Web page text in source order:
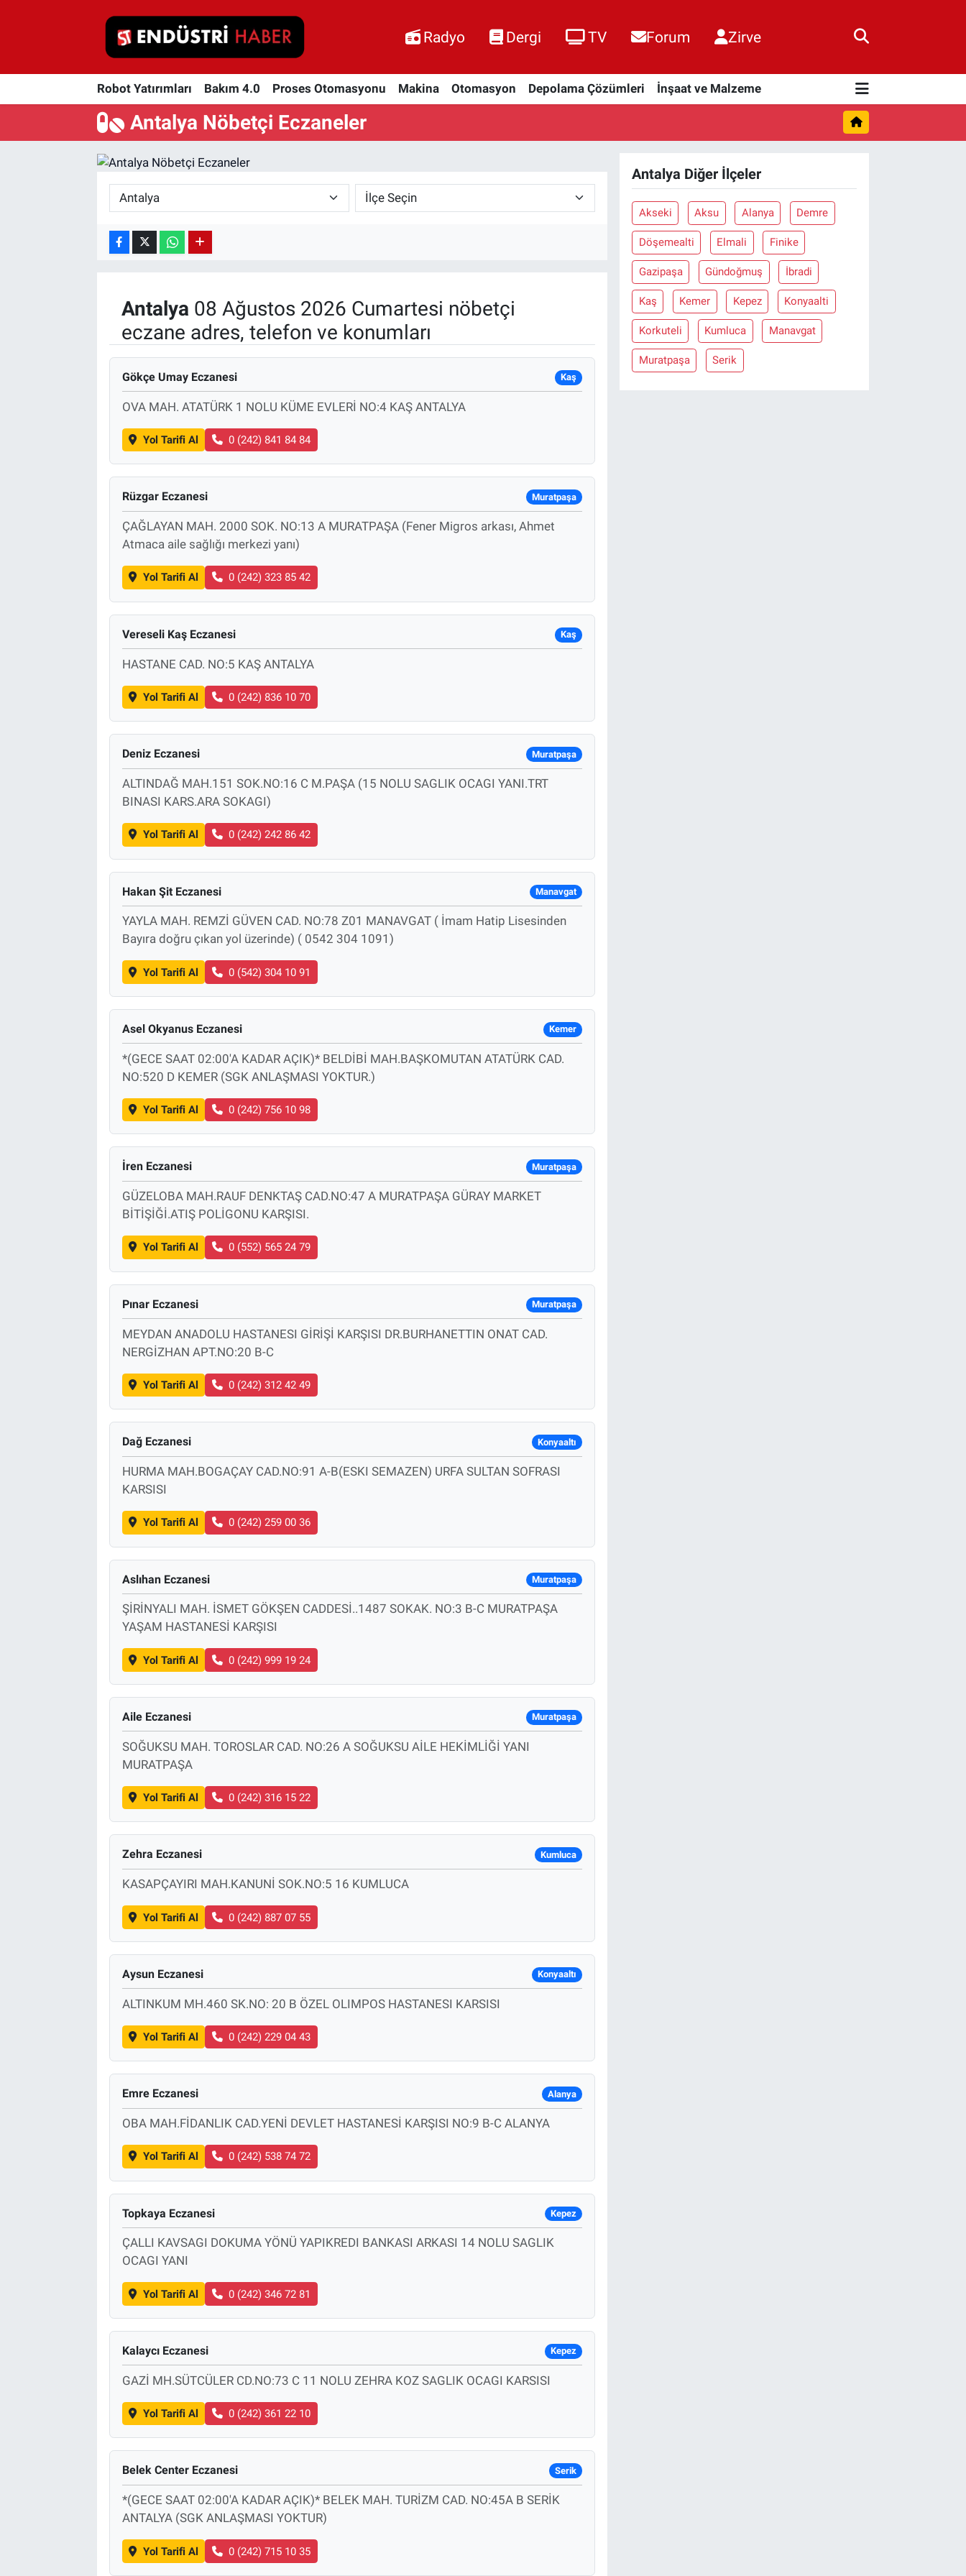
Radyo Dergi TV Forum Zirve
Robot Yatırımları Bakım 4.0 Proses Otomasyonu Makina Otomasyon Depolama Çözümleri İnşaat ve Malzeme
Antalya Nöbetçi Eczaneler
Antalya 08 Ağustos 2026 Cumartesi nöbetçi
eczane adres, telefon ve konumları
Gökçe Umay Eczanesi Kaş
OVA MAH. ATATÜRK 1 NOLU KÜME EVLERİ NO:4 KAŞ ANTALYA
Yol Tarifi Al 0 (242) 841 84 84
Rüzgar Eczanesi Muratpaşa
ÇAĞLAYAN MAH. 2000 SOK. NO:13 A MURATPAŞA (Fener Migros arkası, Ahmet
Atmaca aile sağlığı merkezi yanı)
Yol Tarifi Al 0 (242) 323 85 42
Vereseli Kaş Eczanesi Kaş
HASTANE CAD. NO:5 KAŞ ANTALYA
Yol Tarifi Al 0 (242) 836 10 70
Deniz Eczanesi Muratpaşa
ALTINDAĞ MAH.151 SOK.NO:16 C M.PAŞA (15 NOLU SAGLIK OCAGI YANI.TRT
BINASI KARS.ARA SOKAGI)
Yol Tarifi Al 0 (242) 242 86 42
Hakan Şit Eczanesi Manavgat
YAYLA MAH. REMZİ GÜVEN CAD. NO:78 Z01 MANAVGAT ( İmam Hatip Lisesinden
Bayıra doğru çıkan yol üzerinde) ( 0542 304 1091)
Yol Tarifi Al 0 (542) 304 10 91
Asel Okyanus Eczanesi Kemer
*(GECE SAAT 02:00'A KADAR AÇIK)* BELDİBİ MAH.BAŞKOMUTAN ATATÜRK CAD.
NO:520 D KEMER (SGK ANLAŞMASI YOKTUR.)
Yol Tarifi Al 0 (242) 756 10 98
İren Eczanesi Muratpaşa
GÜZELOBA MAH.RAUF DENKTAŞ CAD.NO:47 A MURATPAŞA GÜRAY MARKET
BİTİŞİĞİ.ATIŞ POLİGONU KARŞISI.
Yol Tarifi Al 0 (552) 565 24 79
Pınar Eczanesi Muratpaşa
MEYDAN ANADOLU HASTANESI GİRİŞİ KARŞISI DR.BURHANETTIN ONAT CAD.
NERGİZHAN APT.NO:20 B-C
Yol Tarifi Al 0 (242) 312 42 49
Dağ Eczanesi Konyaaltı
HURMA MAH.BOGAÇAY CAD.NO:91 A-B(ESKI SEMAZEN) URFA SULTAN SOFRASI
KARSISI
Yol Tarifi Al 0 (242) 259 00 36
Aslıhan Eczanesi Muratpaşa
ŞİRİNYALI MAH. İSMET GÖKŞEN CADDESİ..1487 SOKAK. NO:3 B-C MURATPAŞA
YAŞAM HASTANESİ KARŞISI
Yol Tarifi Al 0 (242) 999 19 24
Aile Eczanesi Muratpaşa
SOĞUKSU MAH. TOROSLAR CAD. NO:26 A SOĞUKSU AİLE HEKİMLİĞİ YANI
MURATPAŞA
Yol Tarifi Al 0 (242) 316 15 22
Zehra Eczanesi Kumluca
KASAPÇAYIRI MAH.KANUNİ SOK.NO:5 16 KUMLUCA
Yol Tarifi Al 0 (242) 887 07 55
Aysun Eczanesi Konyaaltı
ALTINKUM MH.460 SK.NO: 20 B ÖZEL OLIMPOS HASTANESI KARSISI
Yol Tarifi Al 0 (242) 229 04 43
Emre Eczanesi Alanya
OBA MAH.FİDANLIK CAD.YENİ DEVLET HASTANESİ KARŞISI NO:9 B-C ALANYA
Yol Tarifi Al 0 (242) 538 74 72
Topkaya Eczanesi Kepez
ÇALLI KAVSAGI DOKUMA YÖNÜ YAPIKREDI BANKASI ARKASI 14 NOLU SAGLIK
OCAGI YANI
Yol Tarifi Al 0 (242) 346 72 81
Kalaycı Eczanesi Kepez
GAZİ MH.SÜTCÜLER CD.NO:73 C 11 NOLU ZEHRA KOZ SAGLIK OCAGI KARSISI
Yol Tarifi Al 0 (242) 361 22 10
Belek Center Eczanesi Serik
*(GECE SAAT 02:00'A KADAR AÇIK)* BELEK MAH. TURİZM CAD. NO:45A B SERİK
ANTALYA (SGK ANLAŞMASI YOKTUR)
Yol Tarifi Al 0 (242) 715 10 35
Antalya Diğer İlçeler
Akseki Aksu Alanya Demre
Döşemealti Elmali Finike
Gazipaşa Gündoğmuş İbradi
Kaş Kemer Kepez Konyaalti
Korkuteli Kumluca Manavgat
Muratpaşa Serik
Robot Yatırımları
Proses Otomasyonu
Depolama Çözümleri
Enerjisini Üreten Fabrikalar
Ağır Sanayi Çözümleri